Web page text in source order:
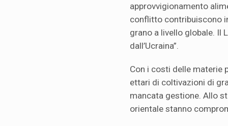
approvvigionamento
conflitto contribuiscono
grano a livello globale. Il
dall’Ucraina”.
Con i costi delle materie
ettari di coltivazioni di
mancata gestione. Allo
orientale stanno